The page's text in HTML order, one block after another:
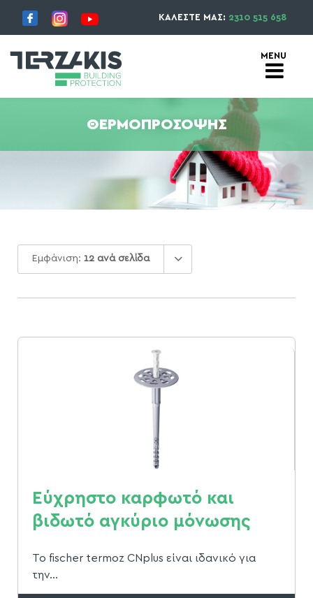
ΚΑΛΕΣΤΕ ΜΑΣ: 2310 515 658
ΘΕΡΜΟΠΡΌΣΟΨΗΣ
Εμφάνιση: 12 ανά σελίδα
Εύχρηστο καρφωτό και
βιδωτό αγκύριο μόνωσης
Το fischer termoz CNplus είναι ιδανικό για
την...